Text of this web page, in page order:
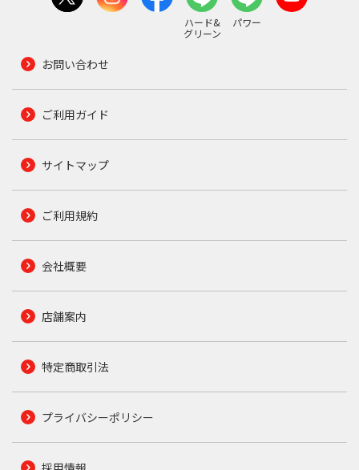
ハード&
グリーン
パワー
お問い合わせ
ご利用ガイド
サイトマップ
ご利用規約
会社概要
店舗案内
特定商取引法
プライバシーポリシー